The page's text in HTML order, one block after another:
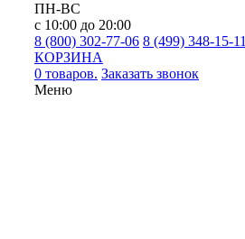
ПН-ВС
с 10:00 до 20:00
8 (800) 302-77-06 8 (499) 348-15-11
КОРЗИНА
0 товаров. Заказать звонок
Меню